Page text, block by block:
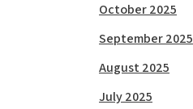
October 2025
September 2025
August 2025
July 2025